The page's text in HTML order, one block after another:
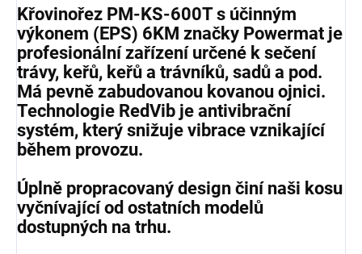
Křovinořez PM-KS-600T s účinným
výkonem (EPS) 6KM značky Powermat je
profesionální zařízení určené k sečení
trávy, keřů, keřů a trávníků, sadů a pod.
Má pevně zabudovanou kovanou ojnici.
Technologie RedVib je antivibrační
systém, který snižuje vibrace vznikající
během provozu.
Úplně propracovaný design činí naši kosu
vyčnívající od ostatních modelů
dostupných na trhu.